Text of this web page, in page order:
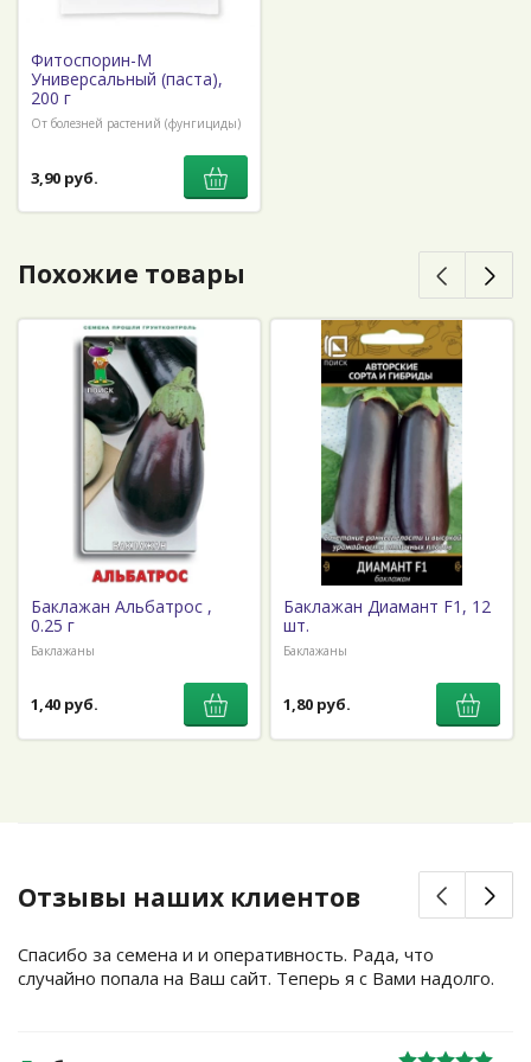
Фитоспорин-М
Универсальный (паста),
200 г
От болезней растений (фунгициды)
3,90 руб.
Похожие товары
Баклажан Альбатрос ,
0.25 г
Баклажаны
1,40 руб.
Баклажан Диамант F1, 12
шт.
Баклажаны
1,80 руб.
Отзывы наших клиентов
Спасибо за семена и и оперативность. Рада, что
случайно попала на Ваш сайт. Теперь я с Вами надолго.